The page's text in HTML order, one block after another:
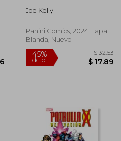
Joe Kelly
Panini Comics, 2024, Tapa
Blanda, Nuevo
45%
dcto.